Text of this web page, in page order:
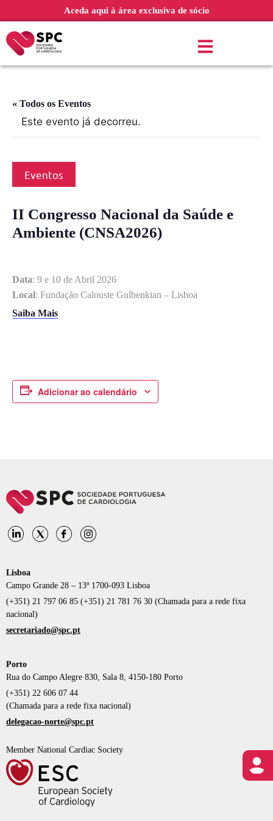
Aceda aqui à área exclusiva de sócio
« Todos os Eventos
Este evento já decorreu.
Eventos
II Congresso Nacional da Saúde e
Ambiente (CNSA2026)
Data: 9 e 10 de Abril 2026
Local: Fundação Calouste Gulbenkian – Lisboa
Saiba Mais
Adicionar ao calendário
Lisboa
Campo Grande 28 – 13º 1700-093 Lisboa
(+351) 21 797 06 85 (+351) 21 781 76 30 (Chamada para a rede fixa
nacional)
secretariado@spc.pt
Porto
Rua do Campo Alegre 830, Sala 8, 4150-180 Porto
(+351) 22 606 07 44
(Chamada para a rede fixa nacional)
delegacao-norte@spc.pt
Member National Cardiac Society